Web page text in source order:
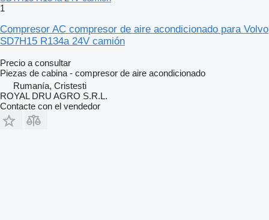
1
Compresor AC compresor de aire acondicionado para Volvo
SD7H15 R134a 24V camión
Precio a consultar
Piezas de cabina - compresor de aire acondicionado
Rumanía, Cristesti
ROYAL DRU AGRO S.R.L.
Contacte con el vendedor